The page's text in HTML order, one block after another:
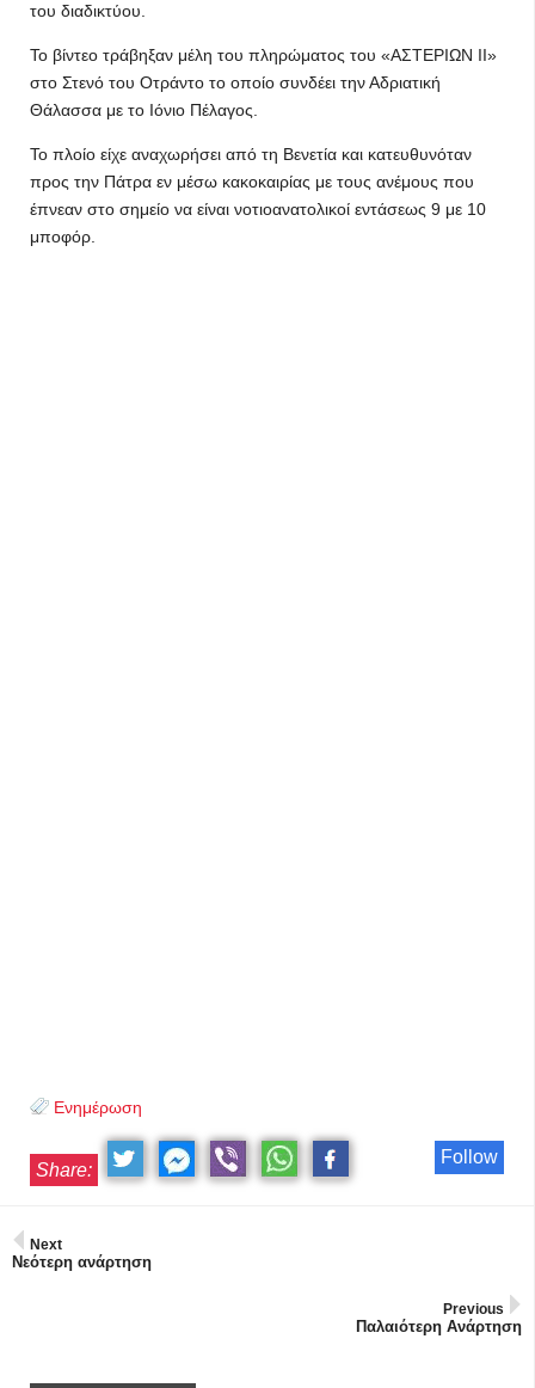
του διαδικτύου.
Το βίντεο τράβηξαν μέλη του πληρώματος του «ΑΣΤΕΡΙΩΝ ΙΙ»
στο Στενό του Οτράντο το οποίο συνδέει την Αδριατική
Θάλασσα με το Ιόνιο Πέλαγος.
Το πλοίο είχε αναχωρήσει από τη Βενετία και κατευθυνόταν
προς την Πάτρα εν μέσω κακοκαιρίας με τους ανέμους που
έπνεαν στο σημείο να είναι νοτιοανατολικοί εντάσεως 9 με 10
μποφόρ.
Ενημέρωση
Follow
Share:
Next
Νεότερη ανάρτηση
Previous
Παλαιότερη Ανάρτηση